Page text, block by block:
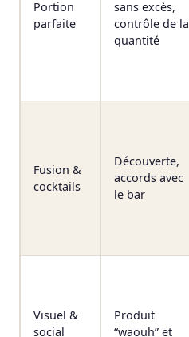
Portion
parfaite
sans excès,
contrôle de la
quantité
Fusion &
cocktails
Découverte,
accords avec
le bar
Visuel &
social
Produit
“waouh” et